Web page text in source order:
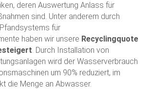
deren Auswertung Anlass für
sind. Unter anderem durch
für
haben wir unsere Recyclingquote
. Durch Installation von
wird der Wasserverbrauch
um 90% reduziert, im
die Menge an Abwasser.